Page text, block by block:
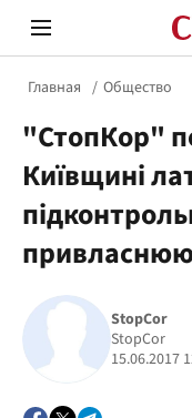
Стоп Политической
Политика
Главная Общество
"СтопКор"
Київщині
StopCor
StopCor
15.06.2017